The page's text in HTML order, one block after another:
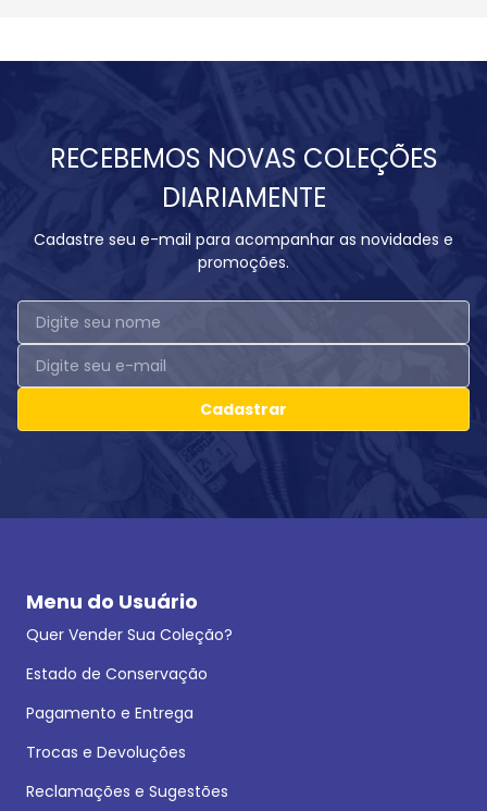
RECEBEMOS NOVAS COLEÇÕES
DIARIAMENTE
Cadastre seu e-mail para acompanhar as novidades e
promoções.
Cadastrar
Menu do Usuário
Quer Vender Sua Coleção?
Estado de Conservação
Pagamento e Entrega
Trocas e Devoluções
Reclamações e Sugestões